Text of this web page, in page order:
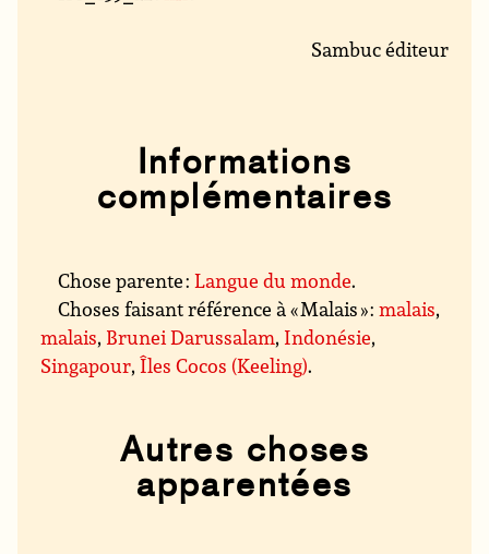
Sambuc éditeur
Informations
complémentaires
Chose parente :Langue du monde.
Choses faisant référence à « Malais » :malais,
malais, Brunei Darussalam, Indonésie,
Singapour,Îles Cocos (Keeling).
Autres choses
apparentées